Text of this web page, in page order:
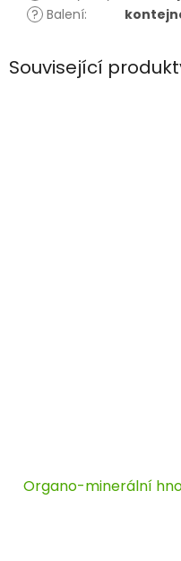
? Balení:
Související
Organo-minerální